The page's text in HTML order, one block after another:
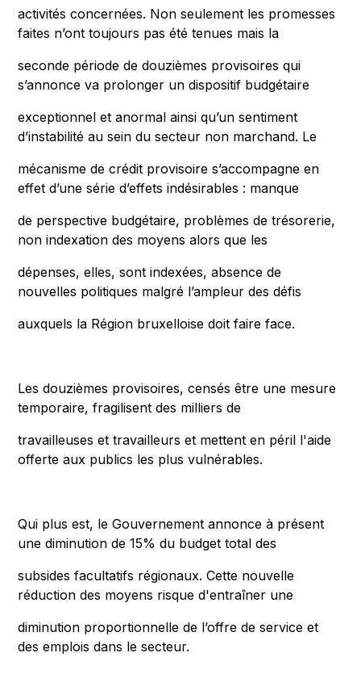
activités concernées. Non seulement les promesses
faites n’ont toujours pas été tenues mais la
seconde période de douzièmes provisoires qui
s’annonce va prolonger un dispositif budgétaire
exceptionnel et anormal ainsi qu’un sentiment
d’instabilité au sein du secteur non marchand. Le
mécanisme de crédit provisoire s’accompagne en
effet d’une série d’effets indésirables : manque
de perspective budgétaire, problèmes de trésorerie,
non indexation des moyens alors que les
dépenses, elles, sont indexées, absence de
nouvelles politiques malgré l’ampleur des défis
auxquels la Région bruxelloise doit faire face.
Les douzièmes provisoires, censés être une mesure
temporaire, fragilisent des milliers de
travailleuses et travailleurs et mettent en péril l'aide
offerte aux publics les plus vulnérables.
Qui plus est, le Gouvernement annonce à présent
une diminution de 15% du budget total des
subsides facultatifs régionaux. Cette nouvelle
réduction des moyens risque d'entraîner une
diminution proportionnelle de l’offre de service et
des emplois dans le secteur.